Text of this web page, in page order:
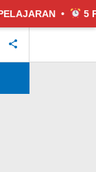
5 PAKET SOAL: